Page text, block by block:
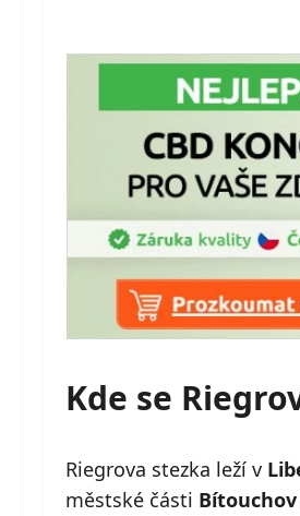
Kde se
Riegrova stezka leží v
městské části